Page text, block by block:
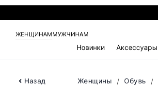
ЖЕНЩИНАММУЖЧИНАМ
Новинки Аксессуары
Назад Женщины Обувь